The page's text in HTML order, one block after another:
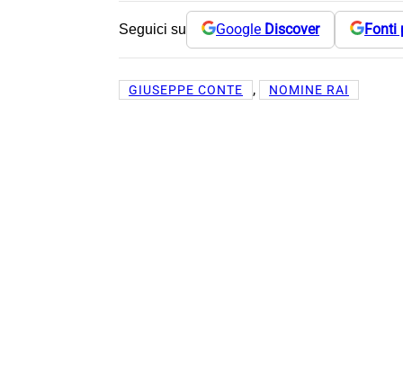
Seguici su Google Discover Fonti
GIUSEPPE CONTE , NOMINE RAI